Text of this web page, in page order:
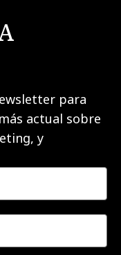
para
actual sobre
y